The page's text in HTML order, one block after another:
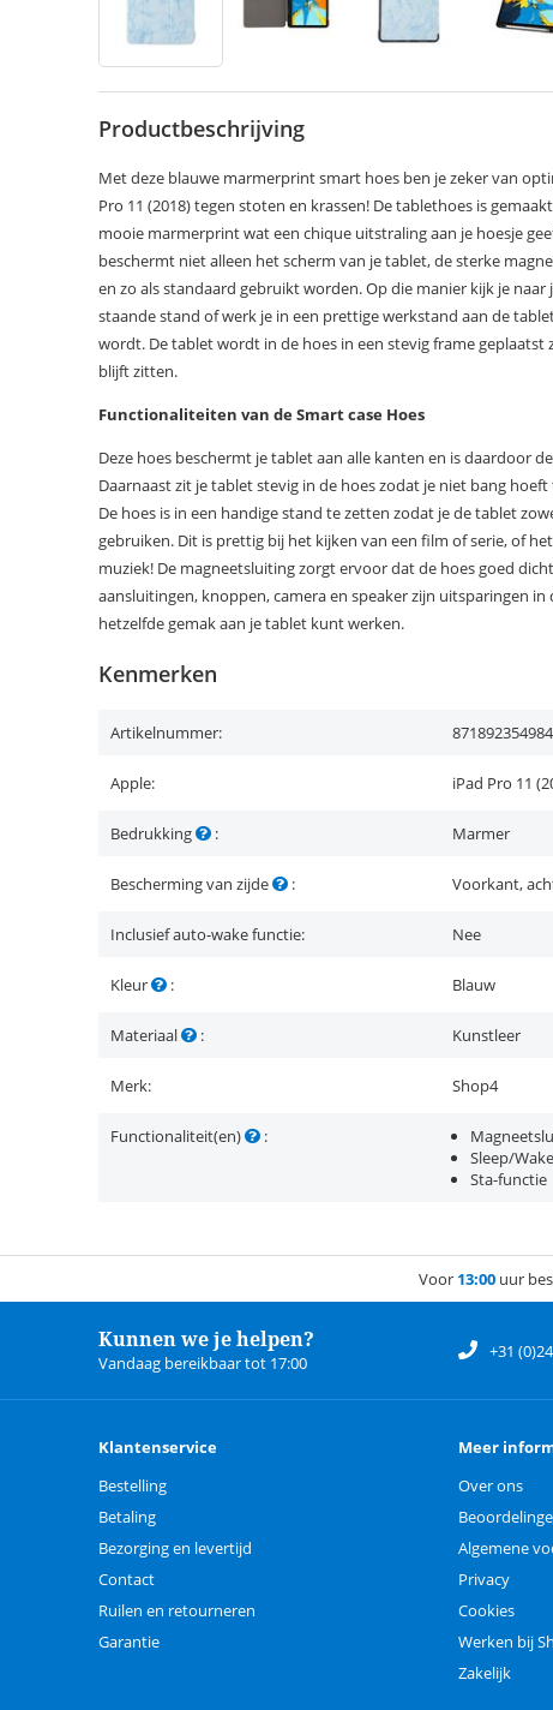
Productbeschrijving
Met deze blauwe marmerprint smart hoes ben je zeker van
Pro 11 (2018) tegen stoten en krassen! De tablethoes is
mooie marmerprint wat een chique uitstraling aan je hoesje
beschermt niet alleen het scherm van je tablet, de sterke
en zo als standaard gebruikt worden. Op die manier kijk je
staande stand of werk je in een prettige werkstand aan de
wordt. De tablet wordt in de hoes in een stevig frame
blijft zitten.
Functionaliteiten van de Smart case Hoes
Deze hoes beschermt je tablet aan alle kanten en is daardoor
Daarnaast zit je tablet stevig in de hoes zodat je niet bang
De hoes is in een handige stand te zetten zodat je de tablet
gebruiken. Dit is prettig bij het kijken van een film of serie, of
muziek! De magneetsluiting zorgt ervoor dat de hoes goed
aansluitingen, knoppen, camera en speaker zijn uitsparingen
hetzelfde gemak aan je tablet kunt werken.
Kenmerken
Artikelnummer:
Apple: iPad Pro 11
Bedrukking : Marmer
Bescherming van zijde : Voorkant,
Inclusief auto-wake functie: Nee
Kleur : Blauw
Materiaal : Kunstleer
Merk: Shop4
Functionaliteit(en) :
Sleep/
Sta-functie
Voor 13:00 uur
Kunnen we je helpen?
Vandaag bereikbaar tot 17:00
+31
Klantenservice
Bestelling
Betaling
Bezorging en levertijd
Contact
Ruilen en retourneren
Garantie
Meer
Over ons
Algemene
Privacy
Cookies
Werken bij
Zakelijk